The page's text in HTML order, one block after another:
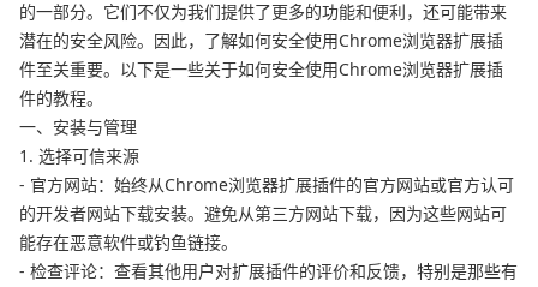
的一部分。它们不仅为我们提供了更多的功能和便利，还可能带来
潜在的安全风险。因此，了解如何安全使用Chrome浏览器扩展插
件至关重要。以下是一些关于如何安全使用Chrome浏览器扩展插
件的教程。
一、安装与管理
1. 选择可信来源
- 官方网站：始终从Chrome浏览器扩展插件的官方网站或官方认可
的开发者网站下载安装。避免从第三方网站下载，因为这些网站可
能存在恶意软件或钓鱼链接。
- 检查评论：查看其他用户对扩展插件的评价和反馈，特别是那些有